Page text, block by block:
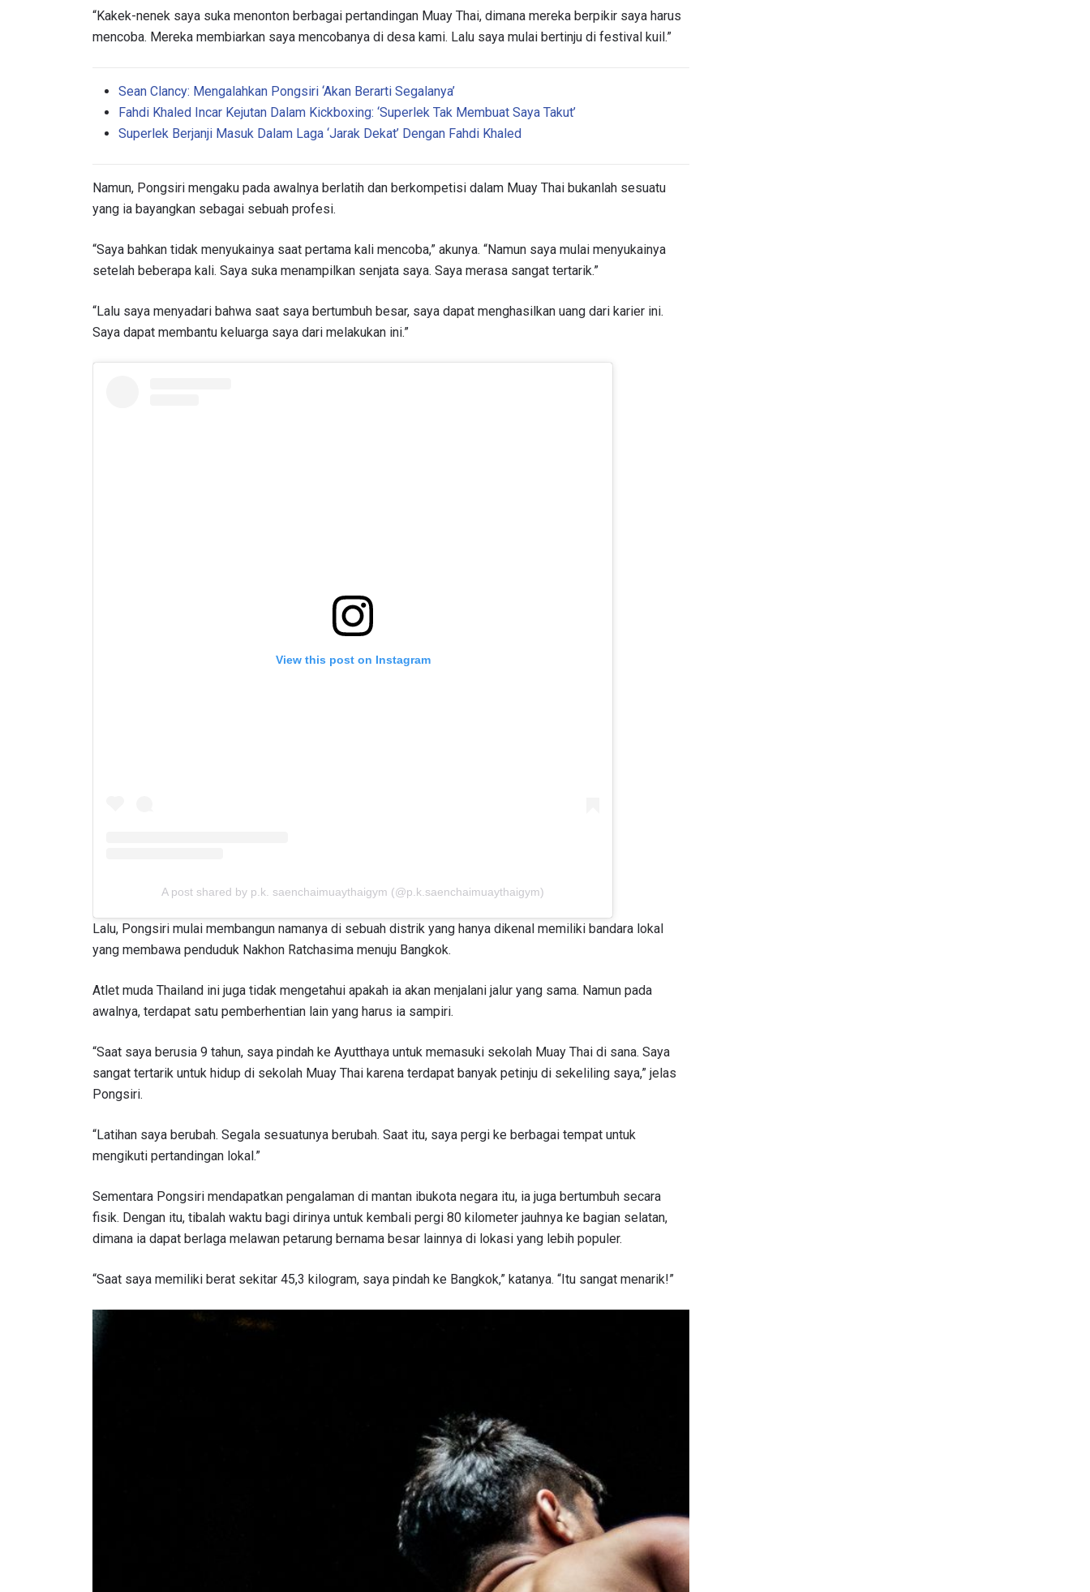
“Kakek-nenek saya suka menonton berbagai pertandingan Muay Thai, dimana mereka berpikir saya harus
mencoba. Mereka membiarkan saya mencobanya di desa kami. Lalu saya mulai bertinju di festival kuil.”
Sean Clancy: Mengalahkan Pongsiri ‘Akan Berarti Segalanya’
Fahdi Khaled Incar Kejutan Dalam Kickboxing: ‘Superlek Tak Membuat Saya Takut’
Superlek Berjanji Masuk Dalam Laga ‘Jarak Dekat’ Dengan Fahdi Khaled
Namun, Pongsiri mengaku pada awalnya berlatih dan berkompetisi dalam Muay Thai bukanlah sesuatu
yang ia bayangkan sebagai sebuah profesi.
“Saya bahkan tidak menyukainya saat pertama kali mencoba,” akunya. “Namun saya mulai menyukainya
setelah beberapa kali. Saya suka menampilkan senjata saya. Saya merasa sangat tertarik.”
“Lalu saya menyadari bahwa saat saya bertumbuh besar, saya dapat menghasilkan uang dari karier ini.
Saya dapat membantu keluarga saya dari melakukan ini.”
View this post on Instagram
A post shared by p.k. saenchaimuaythaigym (@p.k.saenchaimuaythaigym)
Lalu, Pongsiri mulai membangun namanya di sebuah distrik yang hanya dikenal memiliki bandara lokal
yang membawa penduduk Nakhon Ratchasima menuju Bangkok.
Atlet muda Thailand ini juga tidak mengetahui apakah ia akan menjalani jalur yang sama. Namun pada
awalnya, terdapat satu pemberhentian lain yang harus ia sampiri.
“Saat saya berusia 9 tahun, saya pindah ke Ayutthaya untuk memasuki sekolah Muay Thai di sana. Saya
sangat tertarik untuk hidup di sekolah Muay Thai karena terdapat banyak petinju di sekeliling saya,” jelas
Pongsiri.
“Latihan saya berubah. Segala sesuatunya berubah. Saat itu, saya pergi ke berbagai tempat untuk
mengikuti pertandingan lokal.”
Sementara Pongsiri mendapatkan pengalaman di mantan ibukota negara itu, ia juga bertumbuh secara
fisik. Dengan itu, tibalah waktu bagi dirinya untuk kembali pergi 80 kilometer jauhnya ke bagian selatan,
dimana ia dapat berlaga melawan petarung bernama besar lainnya di lokasi yang lebih populer.
“Saat saya memiliki berat sekitar 45,3 kilogram, saya pindah ke Bangkok,” katanya. “Itu sangat menarik!”
IKUTI PERKEMBANGAN TERBARU
Dengan mengirimkan formulir ini, anda menyetujui pengumpulan, penggunaan dan
pembukaan informasi anda berdasarkan